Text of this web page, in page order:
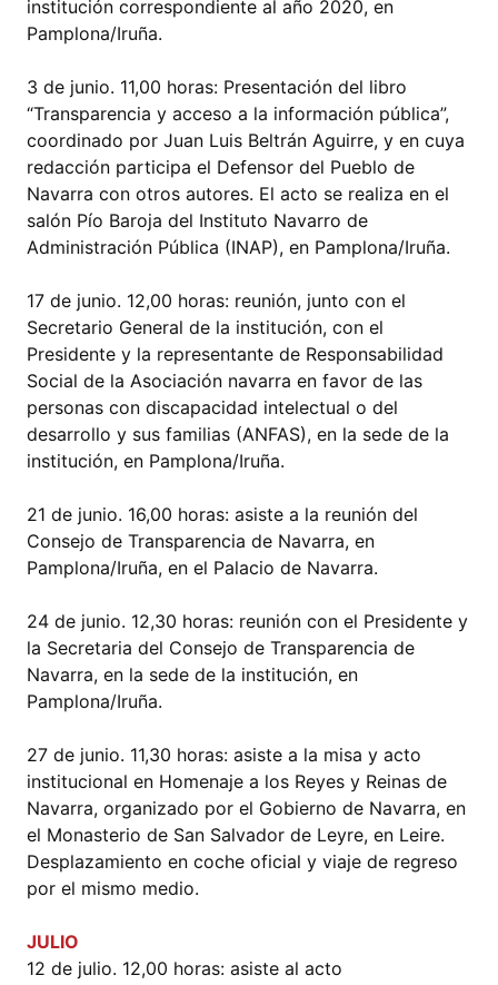
institución correspondiente al año 2020, en
Pamplona/Iruña.
3 de junio. 11,00 horas: Presentación del libro
“Transparencia y acceso a la información pública”,
coordinado por Juan Luis Beltrán Aguirre, y en cuya
redacción participa el Defensor del Pueblo de
Navarra con otros autores. El acto se realiza en el
salón Pío Baroja del Instituto Navarro de
Administración Pública (INAP), en Pamplona/Iruña.
17 de junio. 12,00 horas: reunión, junto con el
Secretario General de la institución, con el
Presidente y la representante de Responsabilidad
Social de la Asociación navarra en favor de las
personas con discapacidad intelectual o del
desarrollo y sus familias (ANFAS), en la sede de la
institución, en Pamplona/Iruña.
21 de junio. 16,00 horas: asiste a la reunión del
Consejo de Transparencia de Navarra, en
Pamplona/Iruña, en el Palacio de Navarra.
24 de junio. 12,30 horas: reunión con el Presidente y
la Secretaria del Consejo de Transparencia de
Navarra, en la sede de la institución, en
Pamplona/Iruña.
27 de junio. 11,30 horas: asiste a la misa y acto
institucional en Homenaje a los Reyes y Reinas de
Navarra, organizado por el Gobierno de Navarra, en
el Monasterio de San Salvador de Leyre, en Leire.
Desplazamiento en coche oficial y viaje de regreso
por el mismo medio.
JULIO
12 de julio. 12,00 horas: asiste al acto